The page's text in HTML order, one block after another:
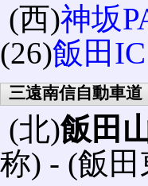
(西)神坂
(26)飯田IC
三遠南信自動車道
(北)飯田
称) ‐ (飯